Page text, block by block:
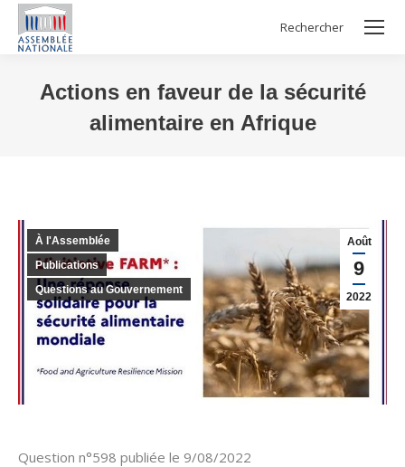
Search:
Rechercher
Actions en faveur de la sécurité
alimentaire en Afrique
Août
9
2022
À l'Assemblée
Publications
Questions au Gouvernement
Question n°598 publiée le 9/08/2022